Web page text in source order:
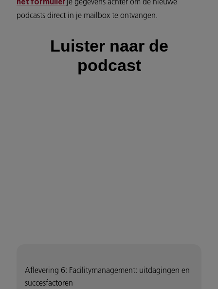
het formulier
podcasts direct in je mailbox te ontvangen.
Luister naar de
podcast
Aflevering 6: Facilitymanagement: uitdagingen en
succesfactoren